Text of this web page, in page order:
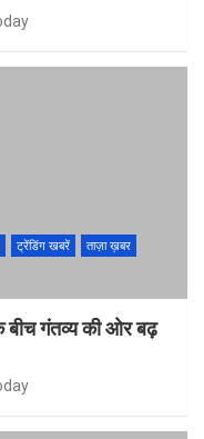
ट्रेंडिंग खबरें
ताज़ा ख़बर
बीच गंतव्य की ओर बढ़